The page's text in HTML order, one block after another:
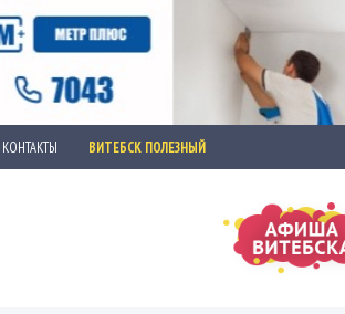
КОНТАКТЫ ВИТЕБСК ПОЛЕЗНЫЙ